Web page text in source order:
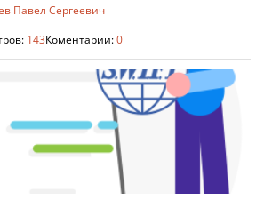
Павел Сергеевич
143Коментарии:0